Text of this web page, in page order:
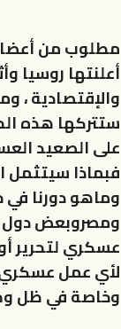
مطلوب من
أعلنتها روسيا
والإقتصادية ،
ستتركها هذه
على الصعيد
فبماذا سيتثمل
وماهو دورنا في
ومصروبعض دول
عسكري لتحرير
لأي عمل عسكري
وخاصة في ظل